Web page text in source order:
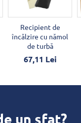
Recipient de
încălzire cu nămol
de turbă
67,11 Lei
un sfat?